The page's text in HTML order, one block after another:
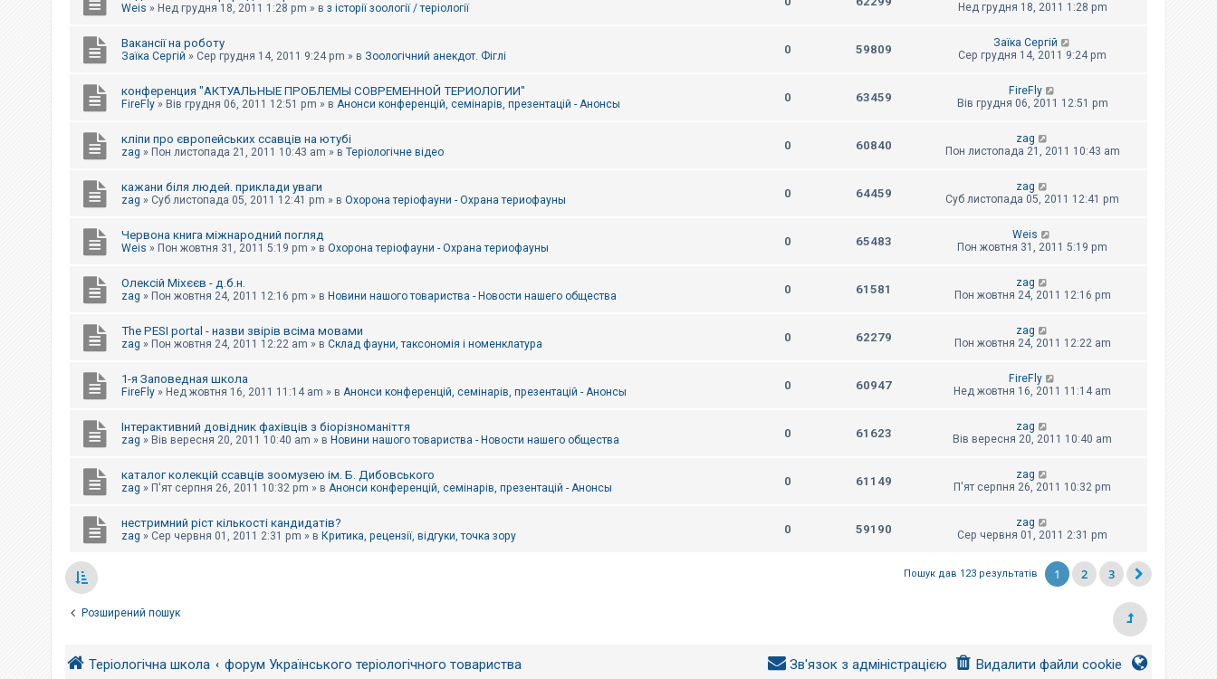
Weis » Нед грудня 18, 2011 1:28 pm » в з історії зоології / теріології
Нед грудня 18, 2011 1:28 pm
Вакансії на роботу
Заїка Сергій » Сер грудня 14, 2011 9:24 pm » в Зоологічний анекдот. Фіглі 0 59809
Заїка Сергій
Сер грудня 14, 2011 9:24 pm
конференция "АКТУАЛЬНЫЕ ПРОБЛЕМЫ СОВРЕМЕННОЙ ТЕРИОЛОГИИ"
FireFly » Вів грудня 06, 2011 12:51 pm » в Анонси конференцій, семінарів, презентацій - Анонсы 0 63459
FireFly
Вів грудня 06, 2011 12:51 pm
кліпи про європейських ссавців на ютубі
zag » Пон листопада 21, 2011 10:43 am » в Теріологічне відео 0 60840
zag
Пон листопада 21, 2011 10:43 am
кажани біля людей. приклади уваги
zag » Суб листопада 05, 2011 12:41 pm » в Охорона теріофауни - Охрана териофауны 0 64459
zag
Суб листопада 05, 2011 12:41 pm
Червона книга міжнародний погляд
Weis » Пон жовтня 31, 2011 5:19 pm » в Охорона теріофауни - Охрана териофауны 0 65483
Weis
Пон жовтня 31, 2011 5:19 pm
Олексій Міхєєв - д.б.н.
zag » Пон жовтня 24, 2011 12:16 pm » в Новини нашого товариства - Новости нашего общества 0 61581
zag
Пон жовтня 24, 2011 12:16 pm
The PESI portal - назви звірів всіма мовами
zag » Пон жовтня 24, 2011 12:22 am » в Склад фауни, таксономія і номенклатура 0 62279
zag
Пон жовтня 24, 2011 12:22 am
1-я Заповедная школа
FireFly » Нед жовтня 16, 2011 11:14 am » в Анонси конференцій, семінарів, презентацій - Анонсы 0 60947
FireFly
Нед жовтня 16, 2011 11:14 am
Інтерактивний довідник фахівців з біорізноманіття
zag » Вів вересня 20, 2011 10:40 am » в Новини нашого товариства - Новости нашего общества 0 61623
zag
Вів вересня 20, 2011 10:40 am
каталог колекцій ссавців зоомузею ім. Б. Дибовського
zag » П'ят серпня 26, 2011 10:32 pm » в Анонси конференцій, семінарів, презентацій - Анонсы 0 61149
zag
П'ят серпня 26, 2011 10:32 pm
нестримний ріст кількості кандидатів?
zag » Сер червня 01, 2011 2:31 pm » в Критика, рецензії, відгуки, точка зору 0 59190
zag
Сер червня 01, 2011 2:31 pm
Пошук дав 123 результатів 1 2 3
Розширений пошук
Теріологічна школа форум Українського теріологічного товариства Видалити файли cookie
Зв'язок з адміністрацією